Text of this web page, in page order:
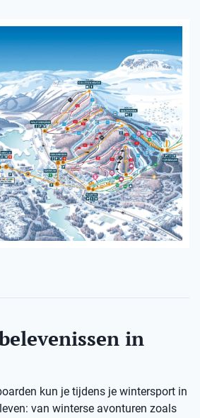
in
kun je tijdens je wintersport in
van winterse avonturen zoals